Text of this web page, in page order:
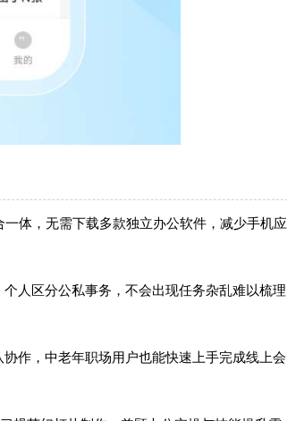
体，无需下载多款独立办公软件，减少手机应
人区分公私事务，不会出现任务杂乱难以梳理
作，中老年职场用户也能快速上手完成线上会